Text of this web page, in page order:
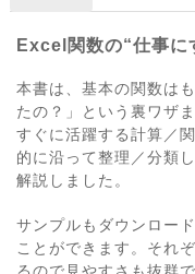
Excel関数の“仕事に
本書は、基本の関数は
たの？」という裏ワザ
すぐに活躍する計算／
的に沿って整理／分類
解説しました。
サンプルもダウンロー
ことができます。それ
るので見やすさも抜群